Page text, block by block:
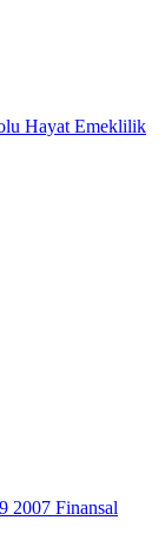
Hayat Emeklilik
2007 Finansal